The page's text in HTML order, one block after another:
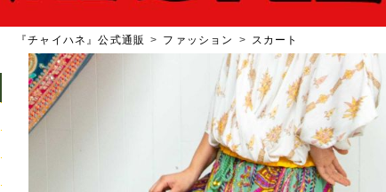
『チャイハネ』公式通販 > ファッション > スカート